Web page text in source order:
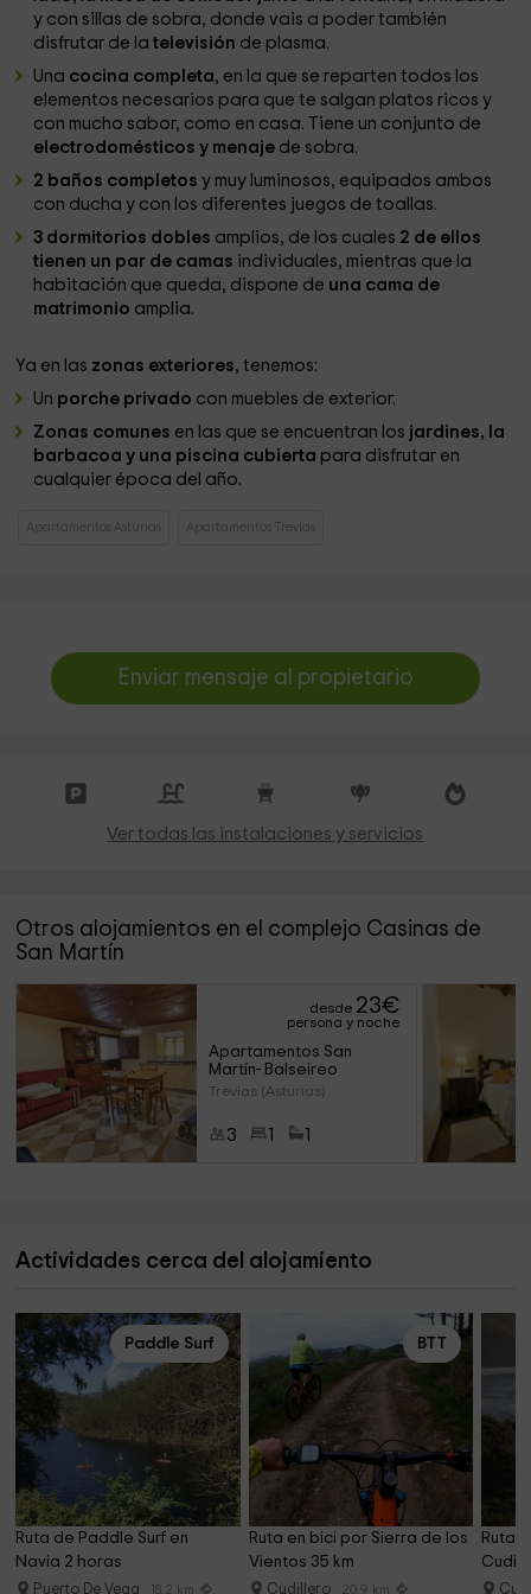
y con sillas de sobra, donde vais a poder también
disfrutar de latelevisión de plasma.
Una cocina completa, en la que se reparten todos los
elementos necesarios para que te salgan platos ricos y
con mucho sabor, como en casa. Tiene un conjunto de
electrodomésticos y menaje de sobra.
2 baños completos y muy luminosos, equipados ambos
con ducha y con los diferentes juegos de toallas.
3 dormitorios dobles amplios, de los cuales 2 de ellos
tienen un par de camas individuales, mientras que la
habitación que queda, dispone de una cama de
matrimonio amplia.
Ya en las zonas exteriores, tenemos:
Un porche privado con muebles de exterior.
Zonas comunes en las que se encuentran los jardines, la
barbacoa y una piscina cubierta para disfrutar en
cualquier época del año.
Apartamentos Asturias Apartamentos Trevias
Enviar mensaje al propietario
Ver todas las instalaciones y servicios
Otros alojamientos en el complejo Casinas de
San Martín
desde 23€
persona y noche
Apartamentos San
Martín- Balseireo
Trevias (Asturias)
3
Actividades cerca del alojamiento
Paddle Surf
Ruta de Paddle Surf en
Navia 2 horas
Puerto De Vega 18.2 km
BTT
Ruta en bici por Sierra de los
Vientos 35 km
Cudillero 20.9 km
Ruta